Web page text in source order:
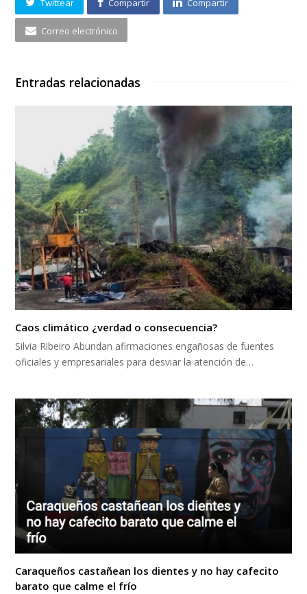
Twittear Compartir Compartir
Correo electrónico
Entradas relacionadas
Caos climático ¿verdad o consecuencia?
Silvia Ribeiro Abundan afirmaciones engañosas de fuentes
oficiales y empresariales para desviar la atención de…
Caraqueños castañean los dientes y no hay cafecito
barato que calme el frío